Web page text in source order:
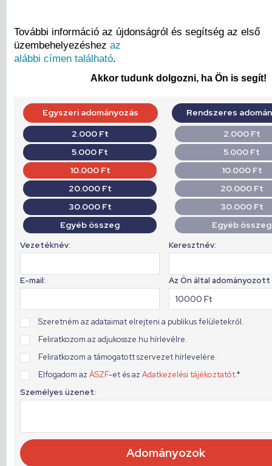
További információ az újdonságról és segítség az első
üzembehelyezéshez az
alábbi címen található.
Akkor tudunk dolgozni, ha Ön is segít!